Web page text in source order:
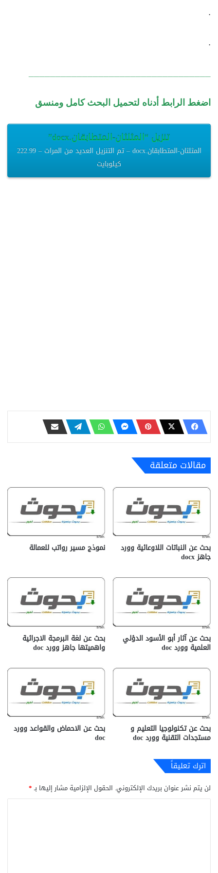
.
.
اضغط الرابط أدناه لتحميل البحث كامل ومنسق
تنزيل “المثلثان-المتطابقان.docx”
المثلثان-المتطابقان.docx – تم التنزيل العديد من المرات – 222.99
كيلوبايت
مقالات متعلقة
بحث عن النباتات اللاوعائية وورد
جاهز docx
نموذج مسير رواتب للعمالة
بحث عن آثار أبو الأسود الدؤلي
العلمية وورد doc
بحث عن لغة البرمجة الاجرائية
واهميتها جاهز وورد doc
بحث عن تكنولوجيا التعليم و
مستجدات التقنية وورد doc
بحث عن الاحماض والقواعد وورد
doc
اترك تعليقاً
لن يتم نشر عنوان بريدك الإلكتروني. الحقول الإلزامية مشار إليها بـ*